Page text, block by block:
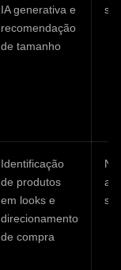
IA generativa e
recomendação
de tamanho
Identificação
de produtos
em looks e
direcionamento
de compra